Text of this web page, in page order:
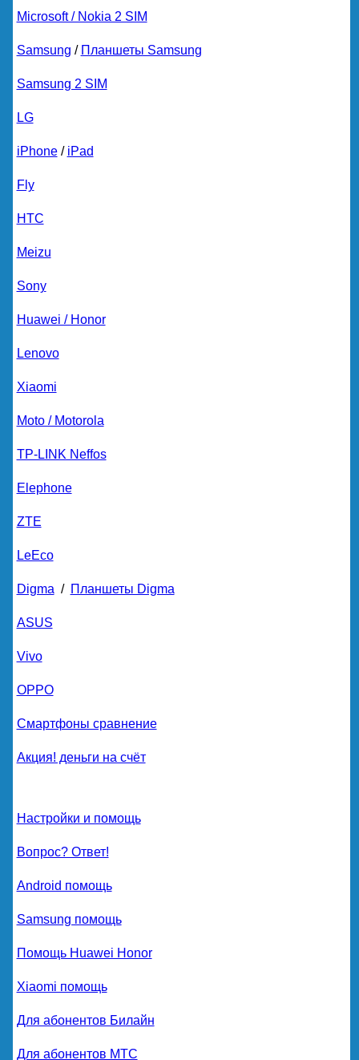
Microsoft / Nokia 2 SIM
Samsung / Планшеты Samsung
Samsung 2 SIM
LG
iPhone/ iPad
Fly
HTC
Meizu
Sony
Huawei / Honor
Lenovo
Xiaomi
Moto / Motorola
TP-LINK Neffos
Elephone
ZTE
LeEco
Digma/ Планшеты Digma
ASUS
Vivo
OPPO
Смартфоны сравнение
Акция! деньги на счёт
Настройки и помощь
Вопрос? Ответ!
Android помощь
Samsung помощь
Помощь Huawei Honor
Xiaomi помощь
Для абонентов Билайн
Для абонентов МТС